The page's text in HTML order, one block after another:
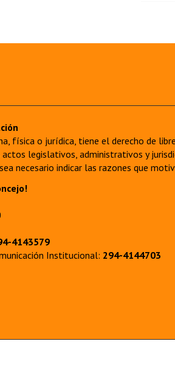
física o jurídica, tiene el derecho de
legislativos, administrativos y
necesario indicar las razones que
4143579
Institucional: 294-4144703